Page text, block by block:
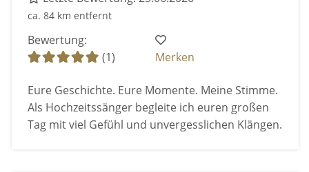
ca. 84 km entfernt
Bewertung:
(1)
Merken
Eure Geschichte. Eure Momente. Meine Stimme.
Als Hochzeitssänger begleite ich euren großen
Tag mit viel Gefühl und unvergesslichen Klängen.